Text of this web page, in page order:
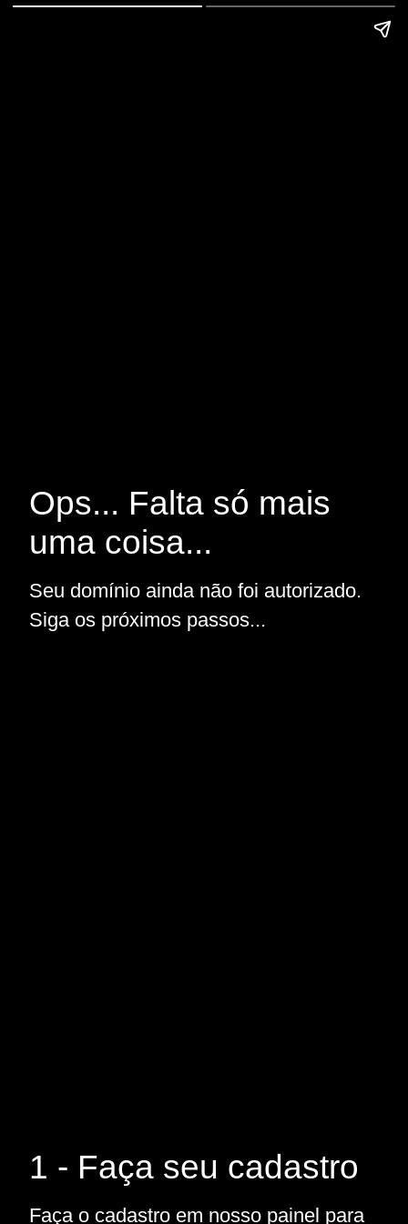
Ops... Falta só mais
uma coisa...
Seu domínio ainda não foi autorizado.
Siga os próximos passos...
1 - Faça seu cadastro
Faça o cadastro em nosso painel para